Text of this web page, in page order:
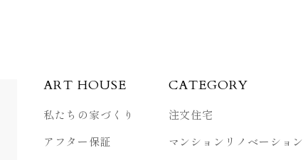
ART HOUSE
私たちの家づくり
アフター保証
CATEGORY
注文住宅
マンション リノベーション